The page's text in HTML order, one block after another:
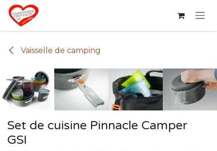
Se rendre au contenu
Vaisselle de camping
Set de cuisine Pinnacle Camper
GSI